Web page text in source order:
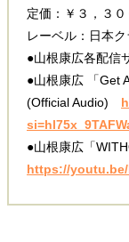
定価：￥３，３０
レーベル：日本
●山根康広各配信
●山根康広 「Get
(Official Audio)
●山根康広「
https://youtu.be/